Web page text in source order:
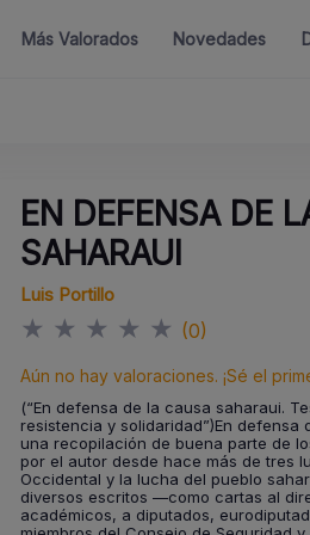
Más Valorados Novedades
EN DEFENSA DE
SAHARAUI
Luis Portillo
★ ★ ★ ★ ★ (0)
Aún no hay valoraciones. ¡Sé el
(“En defensa de la causa saharaui.
resistencia y solidaridad”)En defensa
una recopilación de buena parte de
por el autor desde hace más de tres
Occidental y la lucha del pueblo
diversos escritos —como cartas al
académicos, a diputados,